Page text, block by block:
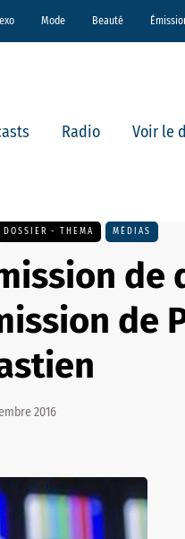
Mode Beauté
Radio Voir le
DOSSIER - THEMA MÉDIAS
de
de
2016